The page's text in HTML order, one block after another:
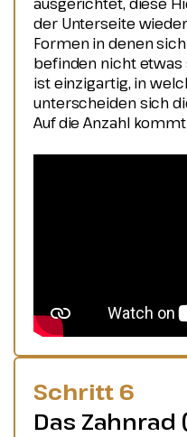
der Unterseite
Formen in denen
befinden nicht etwas
ist einzigartig, in
unterscheiden sich
Auf die Anzahl kommt
Schritt 6
Das Zahnrad